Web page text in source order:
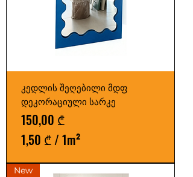
კედლის შეღებილი მდფ
დეკორაციული სარკე
Price
150,00 ₾
1,50 ₾ / 1m²
,
New